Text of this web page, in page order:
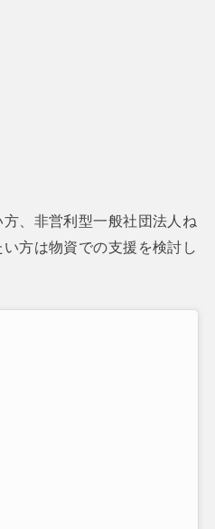
、非営利型一般社団法人ね
方は物資での支援を検討し